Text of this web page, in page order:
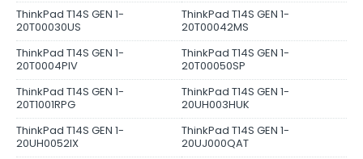
ThinkPad T14S GEN 1-
20T00030US
ThinkPad T14S GEN 1-
20T00042MS
ThinkPad T14S GEN 1-
20T0004PIV
ThinkPad T14S GEN 1-
20T00050SP
ThinkPad T14S GEN 1-
20T1001RPG
ThinkPad T14S GEN 1-
20UH003HUK
ThinkPad T14S GEN 1-
20UH0052IX
ThinkPad T14S GEN 1-
20UJ000QAT